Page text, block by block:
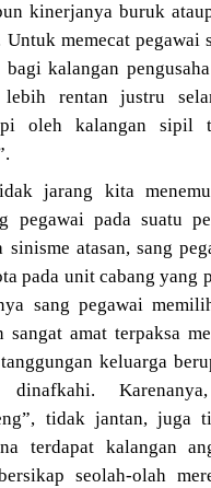
kinerjanya buruk
Untuk memecat pegawai
bagi kalangan
lebih rentan justru
oleh kalangan sipil
jarang kita
pegawai pada suatu
sinisme atasan, sang
pada unit cabang yang
sang pegawai
sangat amat terpaksa
keluarga
dinafkahi.
tidak jantan, juga
terdapat kalangan
seolah-olah